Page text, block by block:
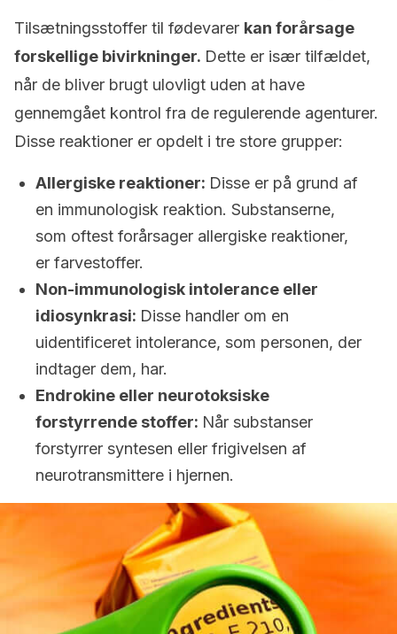
Tilsætningsstoffer til fødevarer kan forårsage
forskellige bivirkninger. Dette er især tilfældet,
når de bliver brugt ulovligt uden at have
gennemgået kontrol fra de regulerende agenturer.
Disse reaktioner er opdelt i tre store grupper:
Allergiske reaktioner: Disse er på grund af
en immunologisk reaktion. Substanserne,
som oftest forårsager allergiske reaktioner,
er farvestoffer.
Non-immunologisk intolerance eller
idiosynkrasi: Disse handler om en
uidentificeret intolerance, som personen, der
indtager dem, har.
Endrokine eller neurotoksiske
forstyrrende stoffer: Når substanser
forstyrrer syntesen eller frigivelsen af
neurotransmittere i hjernen.